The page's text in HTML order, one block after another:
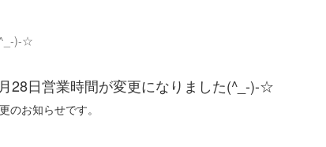
)-☆
28日営業時間が変更になりました(^_-)-☆
のお知らせです。